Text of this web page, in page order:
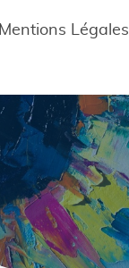
Mentions Légales